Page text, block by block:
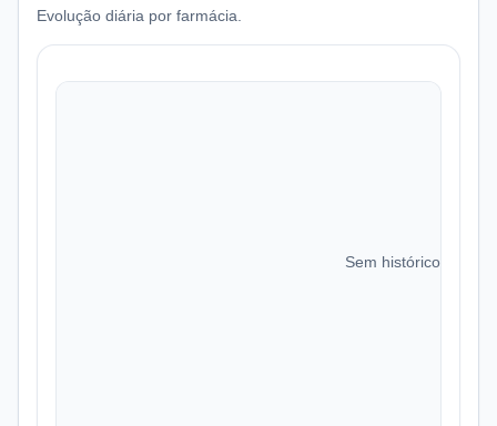
Evolução diária por farmácia.
Sem histórico de